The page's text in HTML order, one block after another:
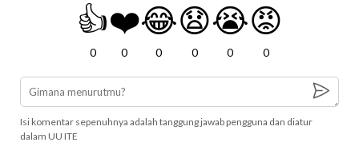
👍
0
❤️
0
😂
0
😧
0
😭
0
😡
0
Isi komentar sepenuhnya adalah tanggung jawab pengguna dan diatur
dalam UU ITE